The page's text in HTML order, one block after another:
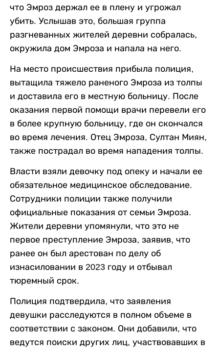
что Эмроз держал ее в плену и угрожал
убить. Услышав это, большая группа
разгневанных жителей деревни собралась,
окружила дом Эмроза и напала на него.
На место происшествия прибыла полиция,
вытащила тяжело раненого Эмроза из толпы
и доставила его в местную больницу. После
оказания первой помощи врачи перевели его
в более крупную больницу, где он скончался
во время лечения. Отец Эмроза, Султан Миян,
также пострадал во время нападения толпы.
Власти взяли девочку под опеку и начали ее
обязательное медицинское обследование.
Сотрудники полиции также получили
официальные показания от семьи Эмроза.
Жители деревни упомянули, что это не
первое преступление Эмроза, заявив, что
ранее он был арестован по делу об
изнасиловании в 2023 году и отбывал
тюремный срок.
Полиция подтвердила, что заявления
девушки расследуются в полном объеме в
соответствии с законом. Они добавили, что
ведутся поиски других лиц, участвовавших в